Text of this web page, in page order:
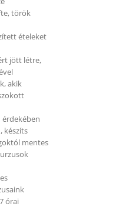
török
ételeket
jött létre,
akik
érdekében
készíts
mentes
órai